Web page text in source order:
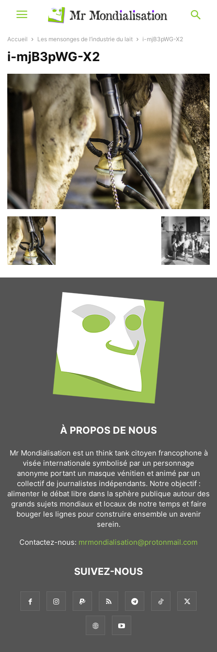
Accueil Les mensonges de l’industrie du lait i-mjB3pWG-X2
i-mjB3pWG-X2
À PROPOS DE NOUS
Mr Mondialisation est un think tank citoyen francophone à
visée internationale symbolisé par un personnage
anonyme portant un masque vénitien et animé par un
collectif de journalistes indépendants. Notre objectif :
alimenter le débat libre dans la sphère publique autour des
grands sujets mondiaux et locaux de notre temps et faire
bouger les lignes pour construire ensemble un avenir
serein.
Contactez-nous: mrmondialisation@protonmail.com
SUIVEZ-NOUS